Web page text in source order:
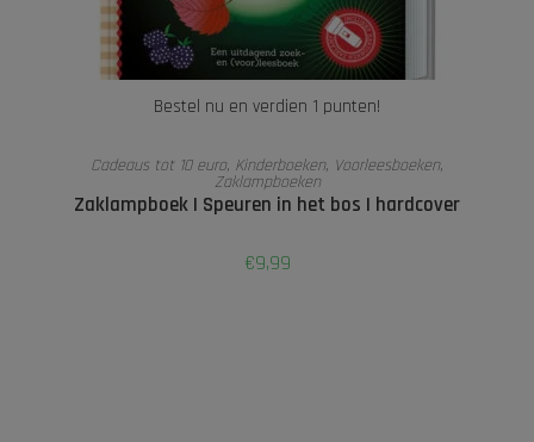
Bestel nu en verdien 1 punten!
LEES VERDER
Cadeaus tot 10 euro, Kinderboeken, Voorleesboeken,
Zaklampboeken
Zaklampboek I Speuren in het bos I hardcover
€9,99